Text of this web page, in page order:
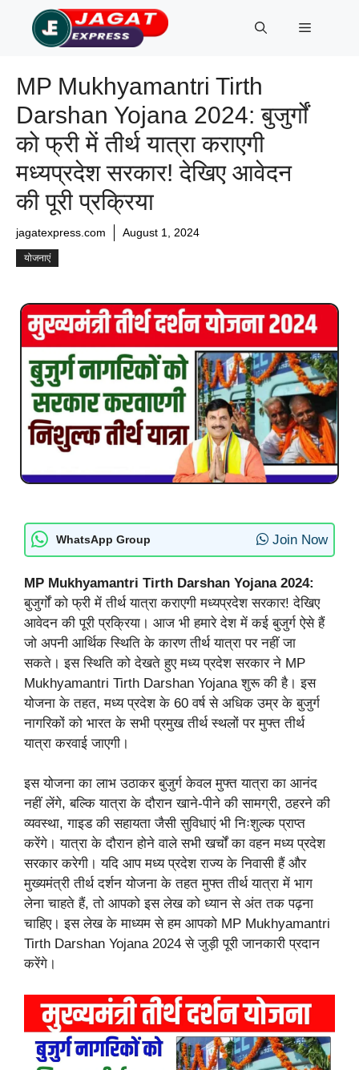
content
Menu
MP Mukhyamantri Tirth
Darshan Yojana 2024: बुजुर्गों
को फ्री में तीर्थ यात्रा कराएगी
मध्यप्रदेश सरकार! देखिए आवेदन
की पूरी प्रक्रिया
jagatexpress.com August 1, 2024
योजनाएं
WhatsApp Group Join Now
MP Mukhyamantri Tirth Darshan Yojana 2024:
बुजुर्गों को फ्री में तीर्थ यात्रा कराएगी मध्यप्रदेश सरकार! देखिए
आवेदन की पूरी प्रक्रिया। आज भी हमारे देश में कई बुजुर्ग ऐसे हैं
जो अपनी आर्थिक स्थिति के कारण तीर्थ यात्रा पर नहीं जा
सकते। इस स्थिति को देखते हुए मध्य प्रदेश सरकार ने MP
Mukhyamantri Tirth Darshan Yojana शुरू की है। इस
योजना के तहत, मध्य प्रदेश के 60 वर्ष से अधिक उम्र के बुजुर्ग
नागरिकों को भारत के सभी प्रमुख तीर्थ स्थलों पर मुफ्त तीर्थ
यात्रा करवाई जाएगी।
इस योजना का लाभ उठाकर बुजुर्ग केवल मुफ्त यात्रा का आनंद
नहीं लेंगे, बल्कि यात्रा के दौरान खाने-पीने की सामग्री, ठहरने की
व्यवस्था, गाइड की सहायता जैसी सुविधाएं भी निःशुल्क प्राप्त
करेंगे। यात्रा के दौरान होने वाले सभी खर्चों का वहन मध्य प्रदेश
सरकार करेगी। यदि आप मध्य प्रदेश राज्य के निवासी हैं और
मुख्यमंत्री तीर्थ दर्शन योजना के तहत मुफ्त तीर्थ यात्रा में भाग
लेना चाहते हैं, तो आपको इस लेख को ध्यान से अंत तक पढ़ना
चाहिए। इस लेख के माध्यम से हम आपको MP Mukhyamantri
Tirth Darshan Yojana 2024 से जुड़ी पूरी जानकारी प्रदान
करेंगे।